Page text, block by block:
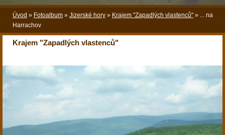
Úvod » Fotoalbum » Jizerské hory » Krajem "Zapadlých vlastenců" »
... na
Harrachov
Krajem "Zapadlých vlastenců"